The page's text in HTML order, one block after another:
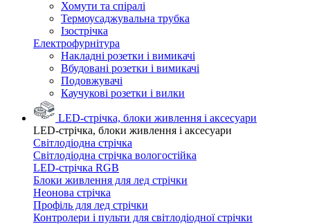
Хомути та спіралі
Термоусаджувальна трубка
Ізострічка
Електрофурнітура
Накладні розетки і вимикачі
Вбудовані розетки і вимикачі
Подовжувачі
Каучукові розетки і вилки
LED-стрічка, блоки живлення і аксесуари
LED-стрічка, блоки живлення і аксесуари
Світлодіодна стрічка
Світлодіодна стрічка вологостійка
LED-стрічка RGB
Блоки живлення для лед стрічки
Неонова стрічка
Профіль для лед стрічки
Контролери і пульти для світлодіодної стрічки